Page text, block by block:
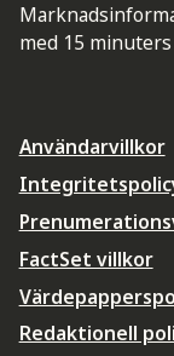
med 15
Användarvillkor
FactSet villkor
Redaktionell